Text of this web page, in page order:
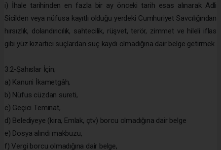
i) İhale tarihinden en fazla bir ay önceki tarih esas alınarak Adli
Sicilden veya nüfusa kayıtlı olduğu yerdeki Cumhuriyet Savcılığından
hırsızlık, dolandırıcılık, sahtecilik, rüşvet, terör, zimmet ve hileli iflas
gibi yüz kızartıcı suçlardan suç kaydı olmadığına dair belge getirmek
3.2-Şahıslar İçin;
a) Kanuni İkametgâh,
b) Nüfus cüzdan sureti,
c) Geçici Teminat,
d) Belediyeye (kira, Emlak, çtv) borcu olmadığına dair belge
e) Dosya alındı makbuzu,
f) Vergi borcu olmadığına dair belge,